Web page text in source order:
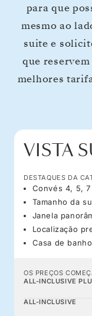
para que
mesmo ao
suite e
que
melhores
VISTA
DESTAQUES DA
Convés 4, 5,
Tamanho da
Janela
Localização
Casa de
OS PREÇOS
ALL-INCLUSIVE
ALL-INCLUSIVE